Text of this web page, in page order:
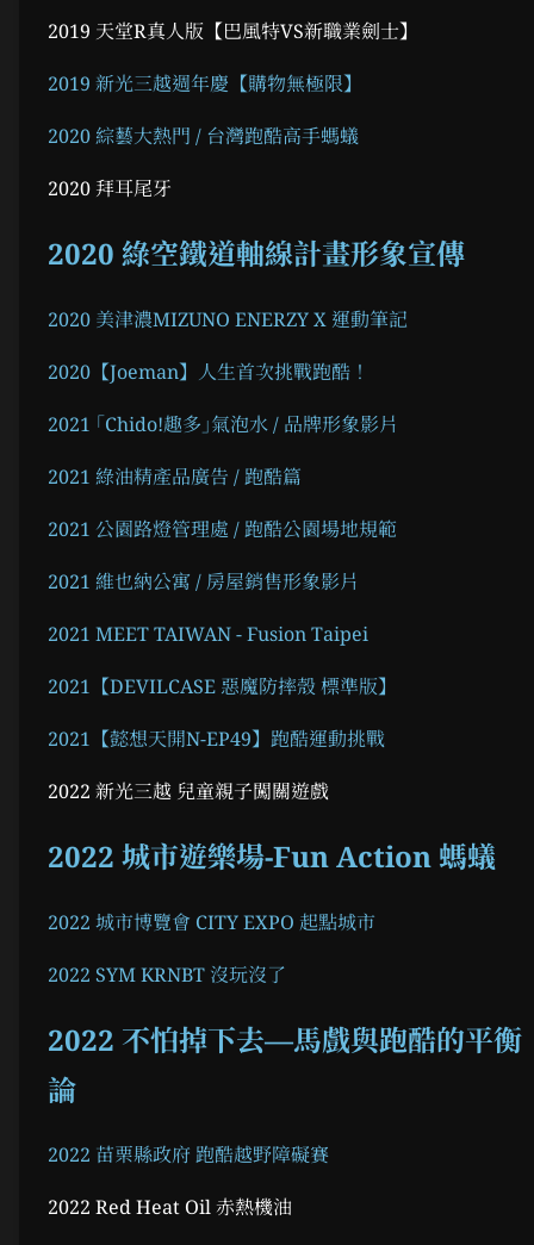
2019 天堂R真人版【巴風特VS新職業劍士】
2019 新光三越週年慶【購物無極限】
2020 綜藝大熱門 / 台灣跑酷高手螞蟻
2020 拜耳尾牙
2020 綠空鐵道軸線計畫形象宣傳
2020 美津濃MIZUNO ENERZY X 運動筆記
2020【Joeman】人生首次挑戰跑酷！
2021 ｢Chido!趣多｣氣泡水 / 品牌形象影片
2021 綠油精產品廣告 / 跑酷篇
2021 公園路燈管理處 / 跑酷公園場地規範
2021 維也納公寓 / 房屋銷售形象影片
2021 MEET TAIWAN - Fusion Taipei
2021【DEVILCASE 惡魔防摔殼 標準版】
2021【懿想天開N-EP49】跑酷運動挑戰
2022 新光三越 兒童親子闖關遊戲
2022 城市遊樂場-Fun Action 螞蟻
2022 城市博覽會 CITY EXPO 起點城市
2022 SYM KRNBT 沒玩沒了
2022 不怕掉下去—馬戲與跑酷的平衡
論
2022 苗栗縣政府 跑酷越野障礙賽
2022 Red Heat Oil 赤熱機油